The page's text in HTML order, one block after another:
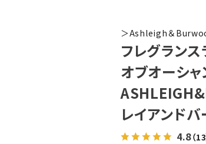
＞Ashleigh＆
フレグラン
オブオーシ
レイアンドバ
4.8（13